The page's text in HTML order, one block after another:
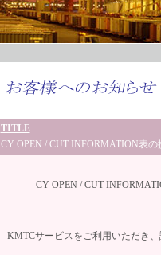
TITLE
CY OPEN / CUT INFORMATION表の
CY OPEN / CUT
KMTCサービスをご利用いただき、